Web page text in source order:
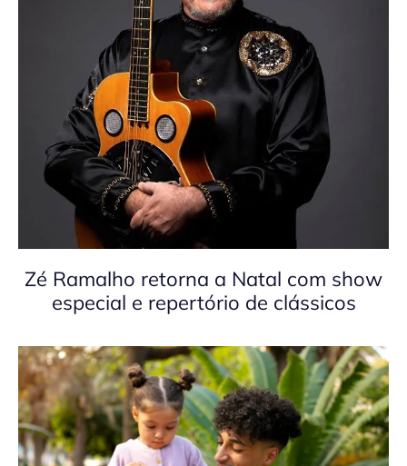
Zé Ramalho retorna a Natal com show
especial e repertório de clássicos